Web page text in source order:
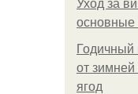
Уход за
основные
Годичный
от зимней
ягод